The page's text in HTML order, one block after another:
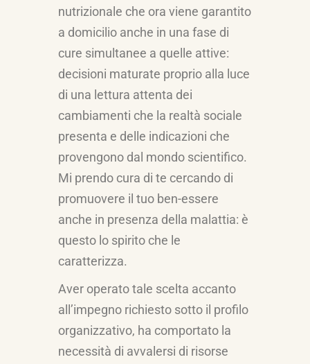
nutrizionale che ora viene garantito
a domicilio anche in una fase di
cure simultanee a quelle attive:
decisioni maturate proprio alla luce
di una lettura attenta dei
cambiamenti che la realtà sociale
presenta e delle indicazioni che
provengono dal mondo scientifico.
Mi prendo cura di te cercando di
promuovere il tuo ben-essere
anche in presenza della malattia: è
questo lo spirito che le
caratterizza.
Aver operato tale scelta accanto
all’impegno richiesto sotto il profilo
organizzativo, ha comportato la
necessità di avvalersi di risorse